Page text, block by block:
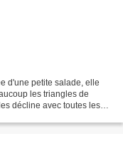
d'une petite salade, elle
les triangles de
décline avec toutes les